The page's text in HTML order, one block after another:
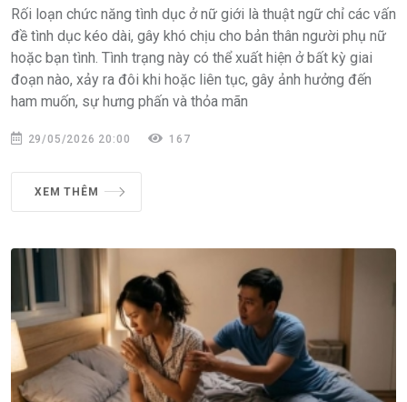
Rối loạn chức năng tình dục ở nữ giới là thuật ngữ chỉ các vấn
đề tình dục kéo dài, gây khó chịu cho bản thân người phụ nữ
hoặc bạn tình. Tình trạng này có thể xuất hiện ở bất kỳ giai
đoạn nào, xảy ra đôi khi hoặc liên tục, gây ảnh hưởng đến
ham muốn, sự hưng phấn và thỏa mãn
29/05/2026 20:00 167
XEM THÊM